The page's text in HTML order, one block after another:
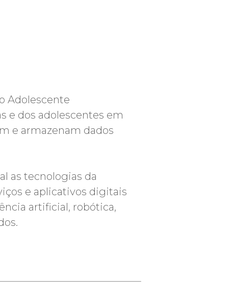
Adolescente
e dos adolescentes em
e armazenam dados
as tecnologias da
e aplicativos digitais
artificial, robótica,